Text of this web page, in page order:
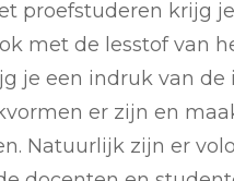
proefstuderen krijg
met de lesstof van
je een indruk van
er zijn en
Natuurlijk zijn er